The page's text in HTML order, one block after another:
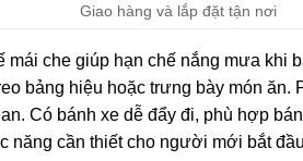
Giao hàng và lắp đặt tận nơi
mái che giúp hạn chế nắng mưa khi
bảng hiệu hoặc trưng bày món
Có bánh xe dễ đẩy đi, phù hợp
năng cần thiết cho người mới bắt